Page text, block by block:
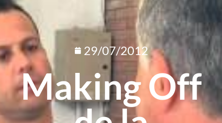
29/07/2012
Making Off